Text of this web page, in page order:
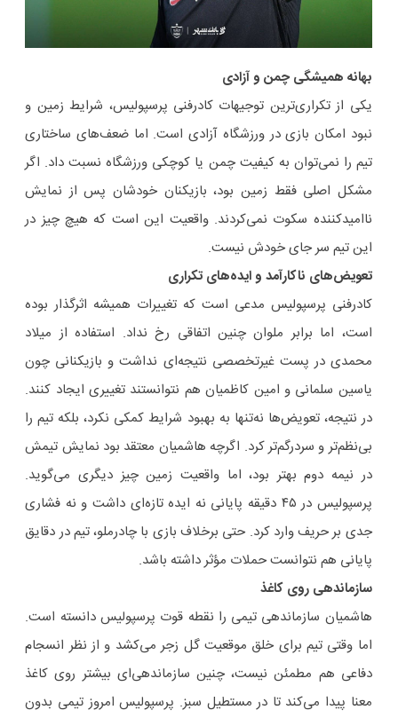
بهانه همیشگی چمن و آزادی
یکی از تکراری‌ترین توجیهات کادرفنی پرسپولیس، شرایط زمین و
نبود امکان بازی در ورزشگاه آزادی است. اما ضعف‌های ساختاری
تیم را نمی‌توان به کیفیت چمن یا کوچکی ورزشگاه نسبت داد. اگر
مشکل اصلی فقط زمین بود، بازیکنان خودشان پس از نمایش
ناامیدکننده سکوت نمی‌کردند. واقعیت این است که هیچ چیز در
این تیم سر جای خودش نیست.
تعویض‌های ناکارآمد و ایده‌های تکراری
کادرفنی پرسپولیس مدعی است که تغییرات همیشه اثرگذار بوده
است، اما برابر ملوان چنین اتفاقی رخ نداد. استفاده از میلاد
محمدی در پست غیرتخصصی نتیجه‌ای نداشت و بازیکنانی چون
یاسین سلمانی و امین کاظمیان هم نتوانستند تغییری ایجاد کنند.
در نتیجه، تعویض‌ها نه‌تنها به بهبود شرایط کمکی نکرد، بلکه تیم را
بی‌نظم‌تر و سردرگم‌تر کرد. اگرچه هاشمیان معتقد بود نمایش تیمش
در نیمه دوم بهتر بود، اما واقعیت زمین چیز دیگری می‌گوید.
پرسپولیس در ۴۵ دقیقه پایانی نه ایده تازه‌ای داشت و نه فشاری
جدی بر حریف وارد کرد. حتی برخلاف بازی با چادرملو، تیم در دقایق
پایانی هم نتوانست حملات مؤثر داشته باشد.
سازماندهی روی کاغذ
هاشمیان سازماندهی تیمی را نقطه قوت پرسپولیس دانسته است.
اما وقتی تیم برای خلق موقعیت گل زجر می‌کشد و از نظر انسجام
دفاعی هم مطمئن نیست، چنین سازماندهی‌ای بیشتر روی کاغذ
معنا پیدا می‌کند تا در مستطیل سبز. پرسپولیس امروز تیمی بدون